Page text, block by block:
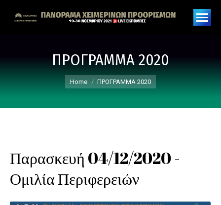
ΠΡΟΓΡΑΜΜΑ 2020
You are here:
Home ΠΡΟΓΡΑΜΜΑ 2020
Παρασκευή 04/12/2020 -
Ομιλία Περιφερειών